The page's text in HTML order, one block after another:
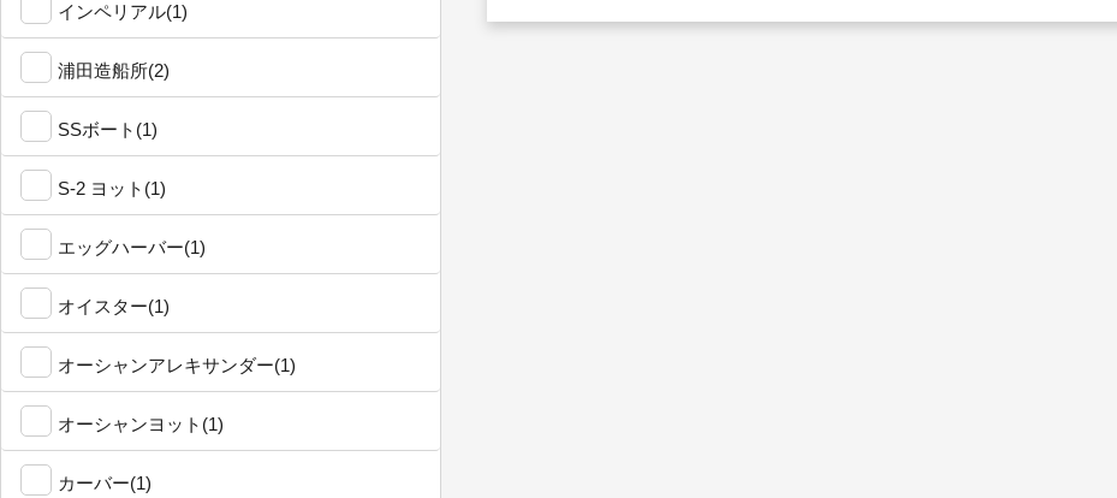
インペリアル(1)
浦田造船所(2)
SSボート(1)
S-2 ヨット(1)
エッグハーバー(1)
オイスター(1)
オーシャンアレキサンダー(1)
オーシャンヨット(1)
カーバー(1)